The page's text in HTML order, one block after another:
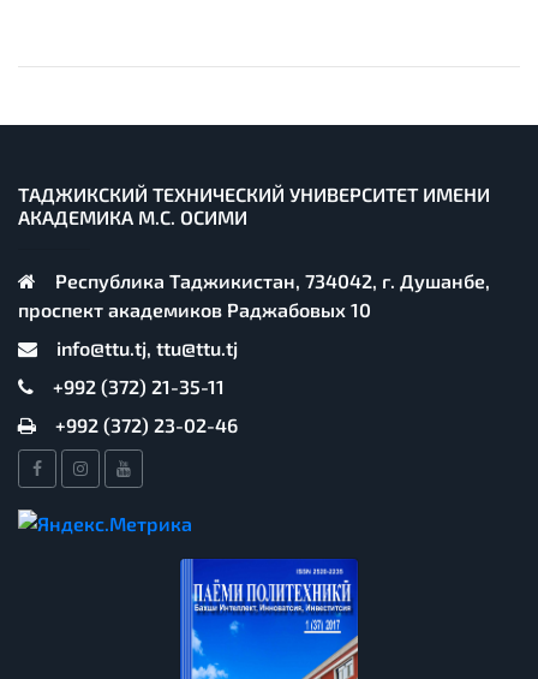
ТАДЖИКСКИЙ ТЕХНИЧЕСКИЙ УНИВЕРСИТЕТ ИМЕНИ
АКАДЕМИКА М.С. ОСИМИ
Республика Таджикистан, 734042, г. Душанбе,
проспект академиков Раджабовых 10
info@ttu.tj, ttu@ttu.tj
+992 (372) 21-35-11
+992 (372) 23-02-46